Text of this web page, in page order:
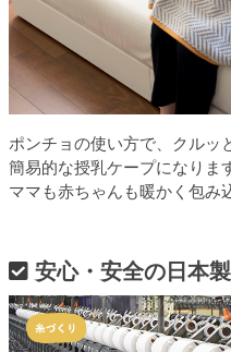
ポンチョの使い方で、クルッ
簡易的な授乳ケープになりま
ママも赤ちゃんも暖かく包み
安心・安全の日本製